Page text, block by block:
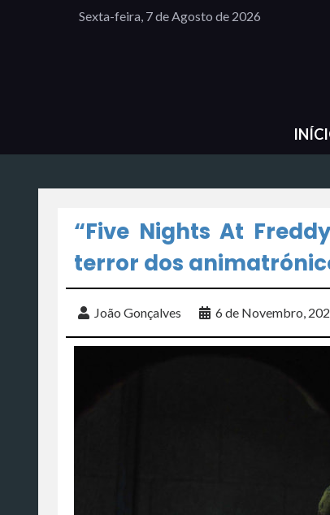
Sexta-feira, 7 de Agosto de 2026
“Five Nights At
terror dos
João Gonçalves 6 de Novembro,